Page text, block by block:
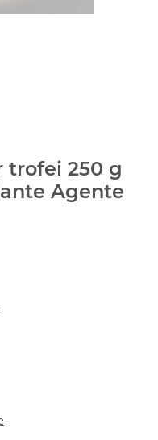
trofei 250 g
Agente